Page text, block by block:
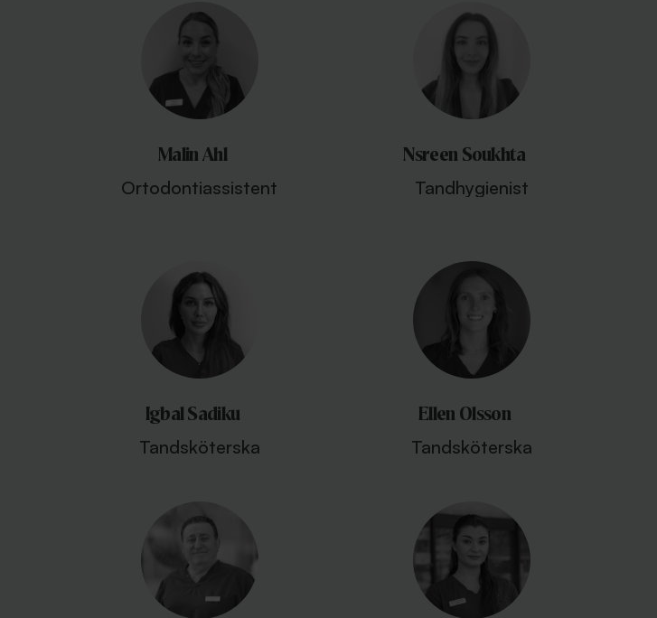
Malin Ahl
Ortodontiassistent
Nsreen Soukhta
Tandhygienist
Igbal Sadiku
Tandsköterska
Ellen Olsson
Tandsköterska